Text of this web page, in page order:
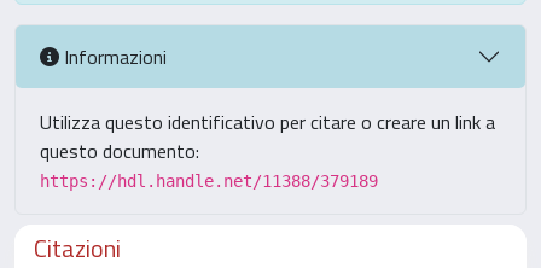
Informazioni
Utilizza questo identificativo per citare o creare un link a
questo documento:
https://hdl.handle.net/11388/379189
Citazioni